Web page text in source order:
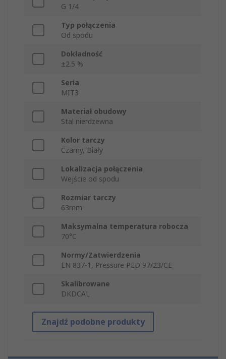
G 1/4
Typ połączenia
Od spodu
Dokładność
±2.5 %
Seria
MIT3
Materiał obudowy
Stal nierdzewna
Kolor tarczy
Czarny, Biały
Lokalizacja połączenia
Wejście od spodu
Rozmiar tarczy
63mm
Maksymalna temperatura robocza
70°C
Normy/Zatwierdzenia
EN 837-1, Pressure PED 97/23/CE
Skalibrowane
DKDCAL
Znajdź podobne produkty